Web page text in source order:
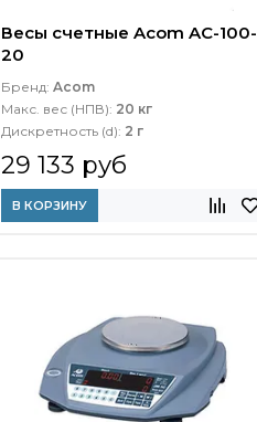
Весы счетные Acom AC-100-
20
Бренд: Acom
Макс. вес (НПВ): 20 кг
Дискретность (d): 2 г
29 133 руб
В КОРЗИНУ